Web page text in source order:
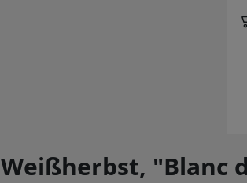
Weißherbst, "Blanc